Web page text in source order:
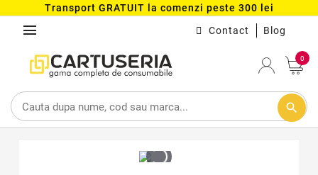
Transport GRATUIT la comenzi peste 300 lei
menu Contact Blog
0
search